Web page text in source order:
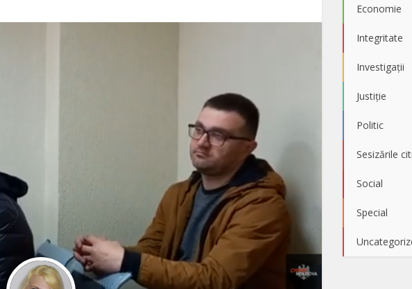
Economie
Integritate
Investigații
Justiție
Politic
Sesizările
Social
Special